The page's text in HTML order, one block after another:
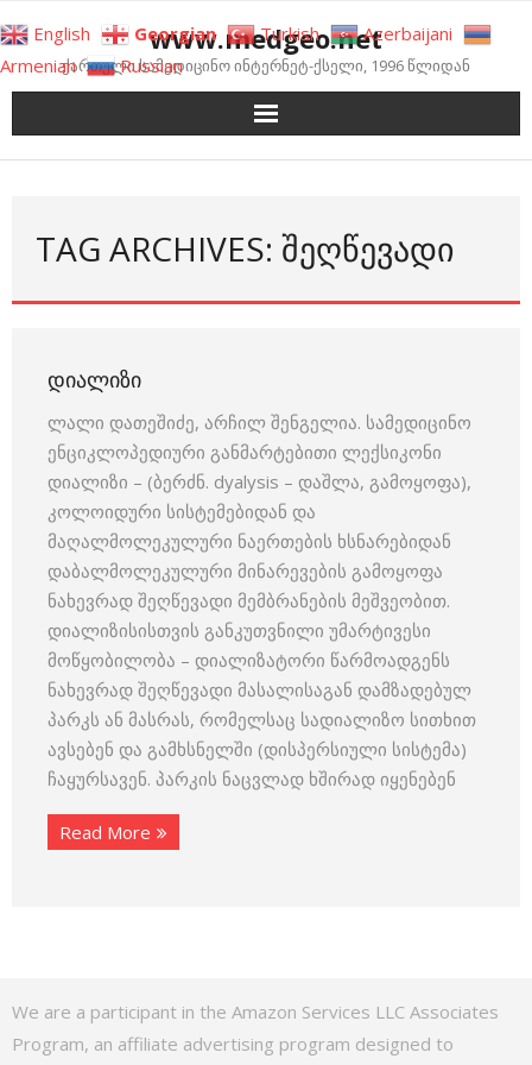
to
content
www.medgeo.net
ქართული სამედიცინო ინტერნეტ-ქსელი, 1996 წლიდან
TAG ARCHIVES: ᲨᲔᲦᲬᲔᲕᲐᲓᲘ
ᲓᲘᲐᲚᲘᲖᲘ
ლალი დათეშიძე, არჩილ შენგელია. სამედიცინო
ენციკლოპედიური განმარტებითი ლექსიკონი
დიალიზი – (ბერძნ. dyalysis – დაშლა, გამოყოფა),
კოლოიდური სისტემებიდან და
მაღალმოლეკულური ნაერთების ხსნარებიდან
დაბალმოლეკულური მინარევების გამოყოფა
ნახევრად შეღწევადი მემბრანების მეშვეობით.
დიალიზისისთვის განკუთვნილი უმარტივესი
მოწყობილობა – დიალიზატორი წარმოადგენს
ნახევრად შეღწევადი მასალისაგან დამზადებულ
პარკს ან მასრას, რომელსაც სადიალიზო სითხით
ავსებენ და გამხსნელში (დისპერსიული სისტემა)
ჩაყურსავენ. პარკის ნაცვლად ხშირად იყენებენ
Read More
We are a participant in the Amazon Services LLC Associates
Program, an affiliate advertising program designed to
English Georgian Turkish
Azerbaijani
Armenian
Russian